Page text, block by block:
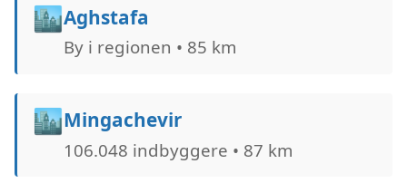
🏙️Aghstafa
By i regionen • 85 km
🏙️Mingachevir
106.048 indbyggere • 87 km